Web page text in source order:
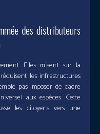
des distributeurs
Elles misent sur la
les infrastructures
pas imposer de cadre
aux espèces. Cette
les citoyens vers une